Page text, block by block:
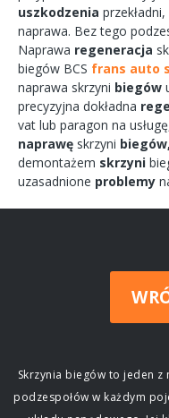
uszkodzenia przekładni,
naprawa. Bez tego
Naprawa regeneracja
biegów BCS frans auto
naprawa skrzyni biegów
precyzyjna dokładna
vat lub paragon na
naprawę skrzyni biegów,
demontażem skrzyni
uzasadnione problemy
Skrzynia biegów to jeden z
podzespołów w każdym